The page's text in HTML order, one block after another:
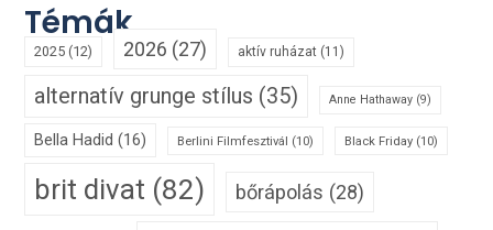
Témák
2025 (12) 2026 (27) aktív ruházat (11)
alternatív grunge stílus (35) Anne Hathaway (9)
Bella Hadid (16) Berlini Filmfesztivál (10) Black Friday (10)
brit divat (82) bőrápolás (28)